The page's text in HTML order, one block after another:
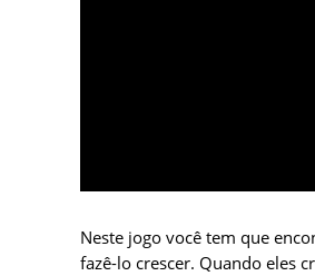
Neste jogo você tem que
fazê-lo crescer. Quando eles